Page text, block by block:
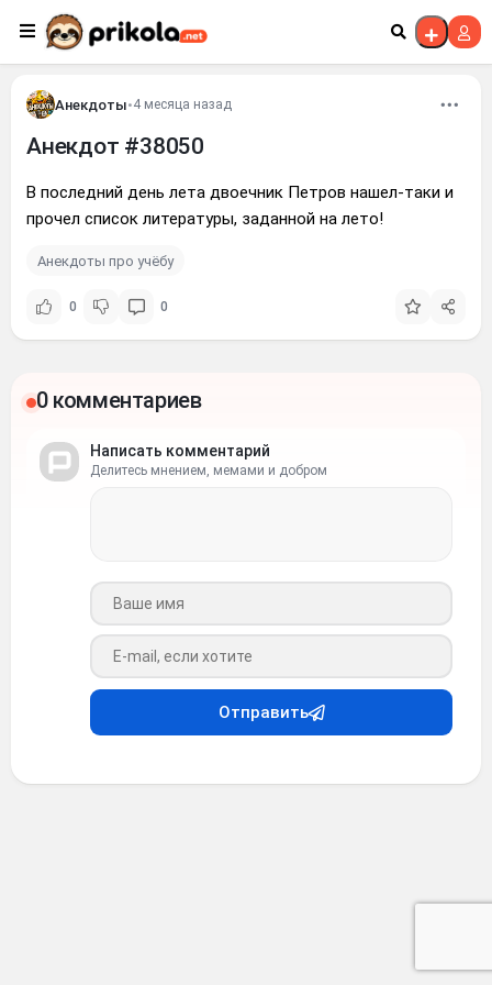
Перейти к контенту
Анекдоты•4 месяца назад
Анекдот #38050
В последний день лета двоечник Петров нашел-таки и
прочел список литературы, заданной на лето!
Анекдоты про учёбу
0 0
0 комментариев
Написать комментарий
Делитесь мнением, мемами и добром
Ваше имя
Ваш e-mail
Отправить